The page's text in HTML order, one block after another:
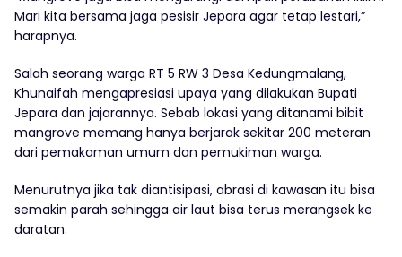
Mari kita bersama jaga pesisir Jepara agar tetap lestari,”
harapnya.
Salah seorang warga RT 5 RW 3 Desa Kedungmalang,
Khunaifah mengapresiasi upaya yang dilakukan Bupati
Jepara dan jajarannya. Sebab lokasi yang ditanami bibit
mangrove memang hanya berjarak sekitar 200 meteran
dari pemakaman umum dan pemukiman warga.
Menurutnya jika tak diantisipasi, abrasi di kawasan itu bisa
semakin parah sehingga air laut bisa terus merangsek ke
daratan.